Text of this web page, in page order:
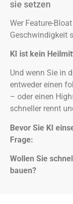
sie setzen
Wer Feature-
Geschwindigkeit
KI ist kein
Und wenn Sie in
entweder einen
– oder einen
schneller rennt
Bevor Sie KI
Frage:
Wollen Sie
bauen?